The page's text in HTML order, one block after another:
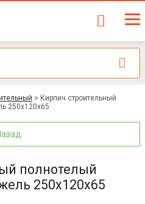
> Кирпич строительный
250x120x65
полнотелый
250x120x65